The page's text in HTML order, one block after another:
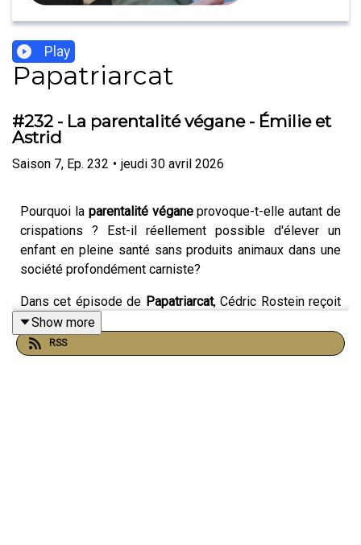
Play
Papatriarcat
#232 - La parentalité végane - Émilie et
Astrid
Saison 7, Ep. 232 • jeudi 30 avril 2026
Pourquoi la parentalité véganeprovoque-t-elle autant de
crispations ? Est-il réellement possible d'élever un
enfant en pleine santé sans produits animaux dans une
société profondément carniste?
Dans cet épisode de Papatriarcat, Cédric Rostein reçoit
Emilie Leblanc
(diététicienne-nutritionniste). Ensemble, elles
déconstruisent les idées reçues pour offrir aux parents
Show more
RSS